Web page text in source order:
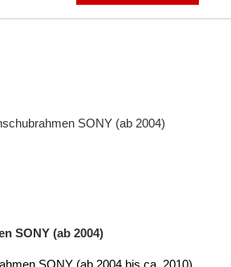
SONY (ab 2004)
SONY (ab 2004 bis ca. 2010)